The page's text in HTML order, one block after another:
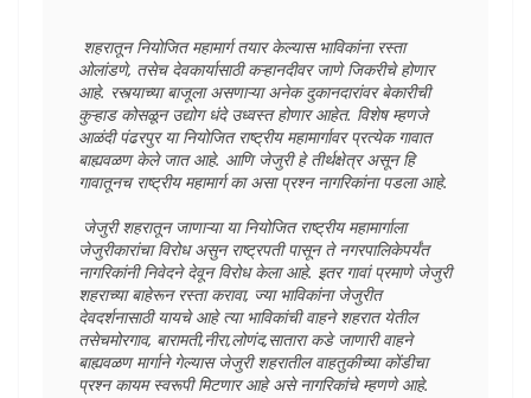
ओलांडणे, तसेच देवकार्यासाठी कऱ्हानदीवर जाणे जिकरीचे होणार
आहे. रस्त्याच्या बाजूला असणाऱ्या अनेक दुकानदारांवर बेकारीची
कुऱ्हाड कोसळून उद्योग धंदे उध्वस्त होणार आहेत. विशेष म्हणजे
आळंदी पंढरपुर या नियोजित राष्ट्रीय महामार्गावर प्रत्येक गावात
बाह्यवळण केले जात आहे. आणि जेजुरी हे तीर्थक्षेत्र असून हि
गावातूनच राष्ट्रीय महामार्ग का असा प्रश्न नागरिकांना पडला आहे.
जेजुरीकारांचा विरोध असुन राष्ट्रपती पासून ते नगरपालिकेपर्यंत
नागरिकांनी निवेदने देवून विरोध केला आहे. इतर गावां प्रमाणे जेजुरी
शहराच्या बाहेरून रस्ता करावा, ज्या भाविकांना जेजुरीत
देवदर्शनासाठी यायचे आहे त्या भाविकांची वाहने शहरात येतील
तसेचमोरगाव, बारामती,नीरा,लोणंद,सातारा कडे जाणारी वाहने
बाह्यवळण मार्गाने गेल्यास जेजुरी शहरातील वाहतुकीच्या कोंडीचा
प्रश्न कायम स्वरूपी मिटणार आहे असे नागरिकांचे म्हणणे आहे.